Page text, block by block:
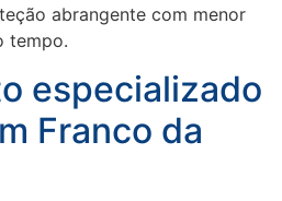
abrangente com menor
tempo.
especializado
Franco da